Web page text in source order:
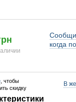
когда
, чтобы
скидку
В